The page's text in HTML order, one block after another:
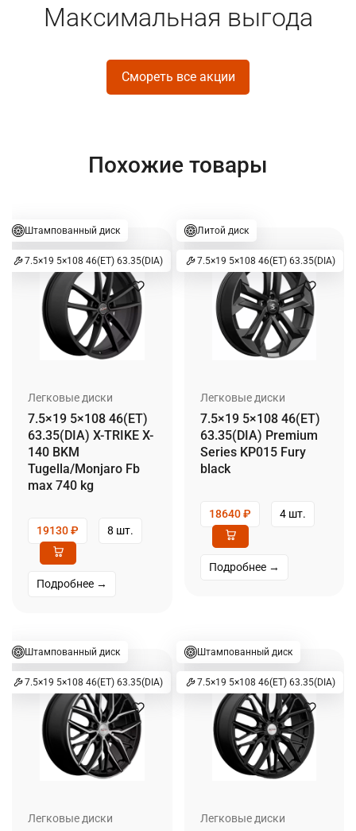
Максимальная выгода
Смореть все акции
Похожие товары
Штампованный диск
7.5×19 5×108 46(ET) 63.35(DIA)
Легковые диски
7.5×19 5×108 46(ET)
63.35(DIA) X-TRIKE X-
140 BKM
Tugella/Monjaro Fb
max 740 kg
19130₽ 8 шт.
Подробнее →
Литой диск
7.5×19 5×108 46(ET) 63.35(DIA)
Легковые диски
7.5×19 5×108 46(ET)
63.35(DIA) Premium
Series KP015 Fury
black
18640₽ 4 шт.
Подробнее →
Штампованный диск
7.5×19 5×108 46(ET) 63.35(DIA)
Легковые диски
Штампованный диск
7.5×19 5×108 46(ET) 63.35(DIA)
Легковые диски